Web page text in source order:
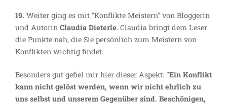
19. Weiter ging es mit "Konflikte Meistern" von Bloggerin
und Autorin Claudia Dieterle. Claudia bringt dem Leser
die Punkte nah, die Sie persönlich zum Meistern von
Konflikten wichtig findet.
Besonders gut gefiel mir hier dieser Aspekt: "Ein Konflikt
kann nicht gelöst werden, wenn wir nicht ehrlich zu
uns selbst und unserem Gegenüber sind. Beschönigen,